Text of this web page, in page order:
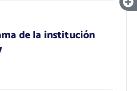
de la institución